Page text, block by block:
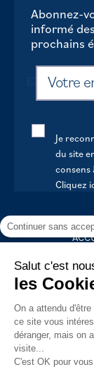
Abonnez-
informé
prochains
Je
du site
consens
Cliquez
VOTRE
VOTRE
AU FIL
Continuer sans
Salut c'est
les
On a attendu
ce site vous
déranger, mais on
visite...
C'est OK pour